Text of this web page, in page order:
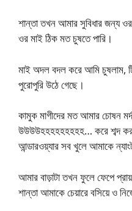
শান্তা তখন আমার সুবিধার জন্য
ওর মাই ঠিক মত চুষতে পারি।
মাই অদল বদল করে আমি চুষলাম,
পুরোপুরি উঠে গেছে।
কামুক মাগীদের মত আমার চোষন
উউউউহহহহহহহহহ… করে শব্দ
আন্ডারওয়্যার সব খুলে আমাকে
আমার বাড়াটা তখন ফুলে ফেপে
শান্তা আমাকে চেয়ারে বসিয়ে ও